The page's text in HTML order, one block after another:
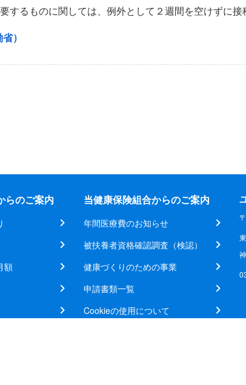
するものに関しては、例外として２週間を空けずに接
）
らのご案内
額
当健康保険組合からのご案内
年間医療費のお知らせ
被扶養者資格確認調査（検認）
健康づくりのための事業
申請書類一覧
Cookieの使用について